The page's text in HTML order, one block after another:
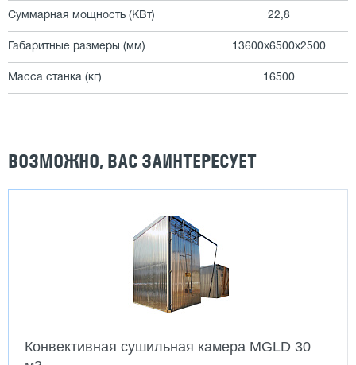
Суммарная мощность (КВт) 22,8
Габаритные размеры (мм) 13600х6500х2500
Масса станка (кг) 16500
ВОЗМОЖНО, ВАС ЗАИНТЕРЕСУЕТ
Конвективная сушильная камера MGLD 30